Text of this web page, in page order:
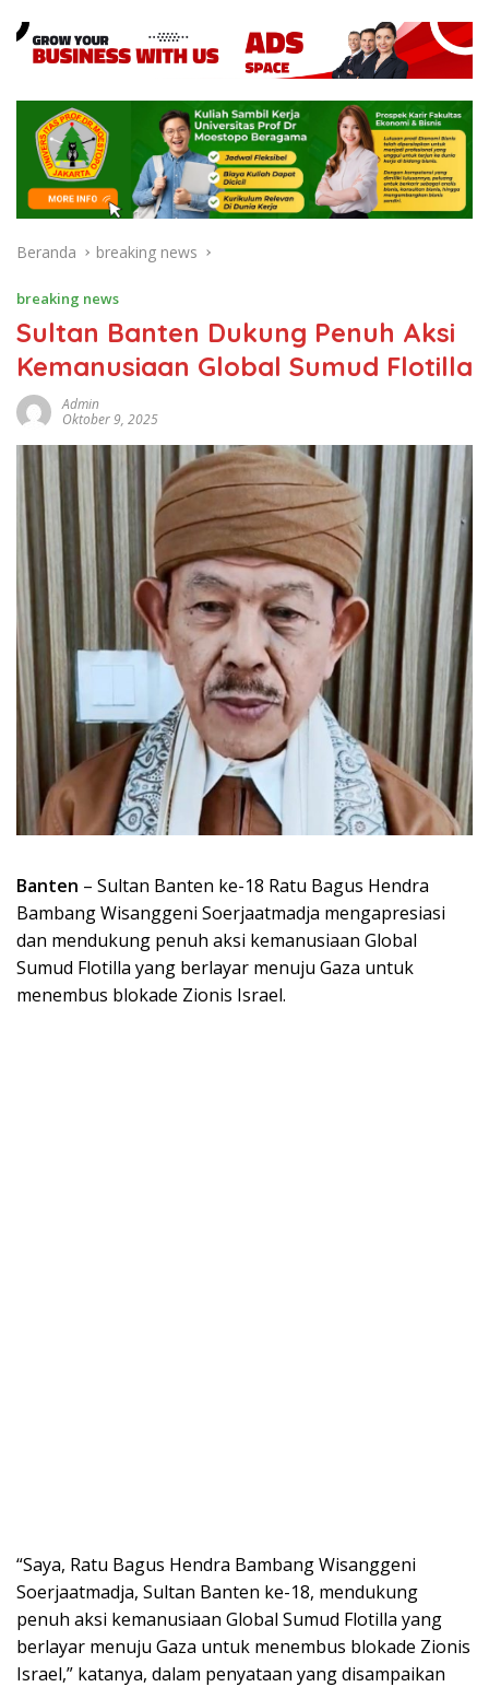
Beranda breaking news
breaking news
Sultan Banten Dukung Penuh Aksi
Kemanusiaan Global Sumud Flotilla
Admin
Oktober 9, 2025
Banten – Sultan Banten ke-18 Ratu Bagus Hendra
Bambang Wisanggeni Soerjaatmadja mengapresiasi
dan mendukung penuh aksi kemanusiaan Global
Sumud Flotilla yang berlayar menuju Gaza untuk
menembus blokade Zionis Israel.
“Saya, Ratu Bagus Hendra Bambang Wisanggeni
Soerjaatmadja, Sultan Banten ke-18, mendukung
penuh aksi kemanusiaan Global Sumud Flotilla yang
berlayar menuju Gaza untuk menembus blokade Zionis
Israel,” katanya, dalam penyataan yang disampaikan